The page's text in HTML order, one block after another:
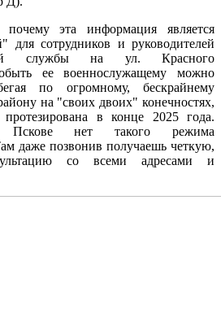
эта информация является
для сотрудников и руководителей
службы на ул. Красного
ее военнослужащему можно
по огромному, бескрайнему
на "своих двоих" конечностях,
в конце 2025 года.
нет такого режима
даже позвонив получаешь четкую,
со всеми адресами и